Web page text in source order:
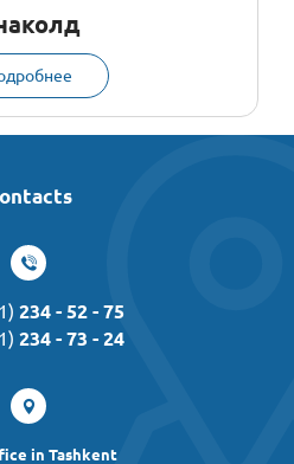
234 - 52 - 75
234 - 73 - 24
in Tashkent